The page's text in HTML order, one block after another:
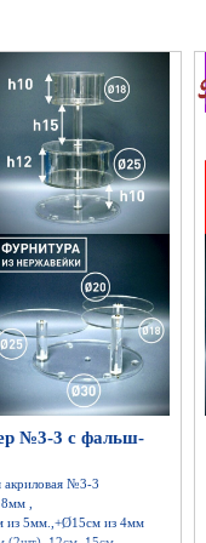
№3-3 с фальш-
акриловая №3-3
,
5мм.,+Ø15см из 4мм